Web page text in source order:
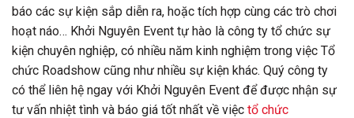
báo các sự kiện sắp diễn ra, hoặc tích hợp cùng các trò chơi
hoạt náo… Khởi Nguyên Event tự hào là công ty tổ chức sự
kiện chuyên nghiệp, có nhiều năm kinh nghiệm trong việc Tổ
chức Roadshow cũng như nhiều sự kiện khác. Quý công ty
có thể liên hệ ngay với Khởi Nguyên Event để được nhận sự
tư vấn nhiệt tình và báo giá tốt nhất về việc tổ chức